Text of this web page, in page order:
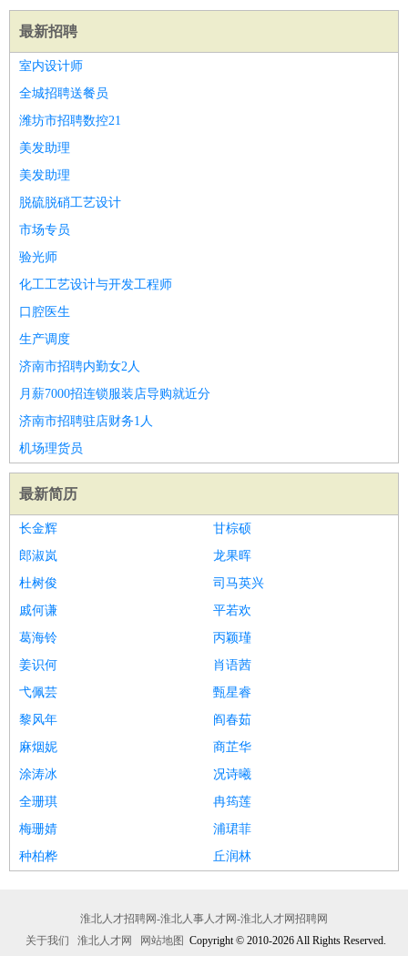
最新招聘
室内设计师
全城招聘送餐员
潍坊市招聘数控21
美发助理
美发助理
脱硫脱硝工艺设计
市场专员
验光师
化工工艺设计与开发工程师
口腔医生
生产调度
济南市招聘内勤女2人
月薪7000招连锁服装店导购就近分
济南市招聘驻店财务1人
机场理货员
最新简历
长金辉
甘棕硕
郎淑岚
龙果晖
杜树俊
司马英兴
戚何谦
平若欢
葛海铃
丙颖瑾
姜识何
肖语茜
弋佩芸
甄星睿
黎风年
阎春茹
麻烟妮
商芷华
涂涛冰
况诗曦
全珊琪
冉筠莲
梅珊婧
浦珺菲
种柏桦
丘润林
淮北人才招聘网-淮北人事人才网-淮北人才网招聘网
关于我们
淮北人才网 网站地图 Copyright © 2010-2026 All Rights Reserved.